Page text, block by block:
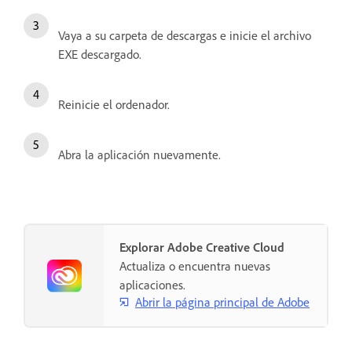
Vaya a su carpeta de descargas e inicie el archivo
EXE descargado.
Reinicie el ordenador.
Abra la aplicación nuevamente.
Explorar Adobe Creative Cloud
Actualiza o encuentra nuevas
aplicaciones.
Abrir la página principal de Adobe